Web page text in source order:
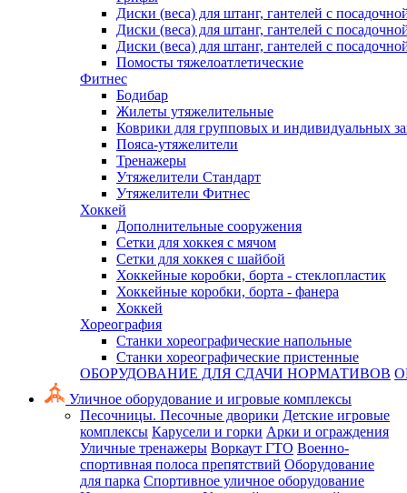
Диски (веса) для штанг, гантелей с
Диски (веса) для штанг, гантелей с
Диски (веса) для штанг, гантелей с
Помосты тяжелоатлетические
Фитнес
Бодибар
Жилеты утяжелительные
Коврики для групповых и индивидуальных
Пояса-утяжелители
Тренажеры
Утяжелители Стандарт
Утяжелители Фитнес
Хоккей
Дополнительные сооружения
Сетки для хоккея с мячом
Сетки для хоккея с шайбой
Хоккейные коробки, борта - стеклопластик
Хоккейные коробки, борта - фанера
Хоккей
Хореография
Станки хореографические напольные
Станки хореографические пристенные
ОБОРУДОВАНИЕ ДЛЯ СДАЧИ НОРМАТИВОВ
Уличное оборудование и игровые комплексы
Песочницы. Песочные дворики Детские игровые
комплексы Карусели и горки Арки и ограждения
Уличные тренажеры Воркаут ГТО Военно-
спортивная полоса препятствий Оборудование
для парка Спортивное уличное оборудование